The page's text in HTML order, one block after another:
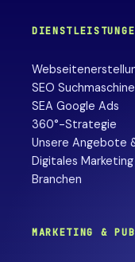
SEO
SEA Google Ads
360°-Strategie
Unsere Angebote
Digitales Marketing
Branchen
MARKETING & PUB